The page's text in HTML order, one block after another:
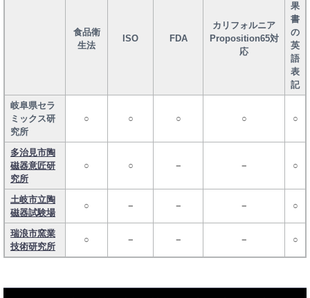
食品衛
生法
ISO FDA
カリフォルニア
Proposition65対
応
果
書
の
英
語
表
記
岐阜県セラ
ミックス研
究所
○ ○ ○ ○ ○
多治見市陶
磁器意匠研
究所
○ ○ － － ○
土岐市立陶
磁器試験場
○ － － － ○
瑞浪市窯業
技術研究所
○ － － － ○